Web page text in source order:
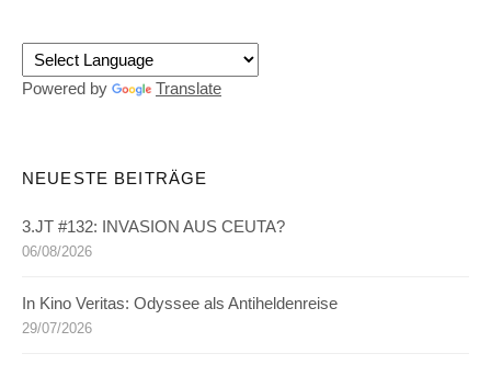
Powered by Translate
NEUESTE BEITRÄGE
3.JT #132: INVASION AUS CEUTA?
06/08/2026
In Kino Veritas: Odyssee als Antiheldenreise
29/07/2026